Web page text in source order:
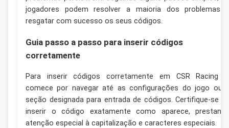
jogadores podem resolver a maioria dos problemas
resgatar com sucesso os seus códigos.
Guia passo a passo para inserir códigos
corretamente
Para inserir códigos corretamente em CSR Racing
comece por navegar até as configurações do jogo ou
seção designada para entrada de códigos. Certifique-se
inserir o código exatamente como aparece,
atenção especial à capitalização e caracteres especiais.